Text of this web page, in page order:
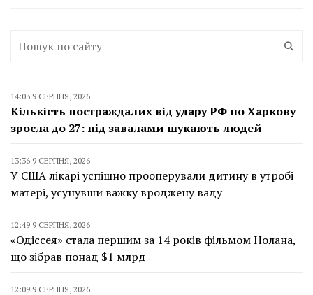
14:03 9 СЕРПНЯ, 2026
Кількість постраждалих від удару РФ по Харкову
зросла до 27: під завалами шукають людей
13:36 9 СЕРПНЯ, 2026
У США лікарі успішно прооперували дитину в утробі
матері, усунувши важку вроджену ваду
12:49 9 СЕРПНЯ, 2026
«Одіссея» стала першим за 14 років фільмом Нолана,
що зібрав понад $1 млрд
12:09 9 СЕРПНЯ, 2026